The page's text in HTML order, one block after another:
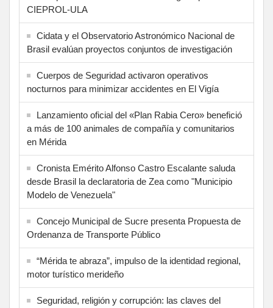
CIEPROL-ULA
Cidata y el Observatorio Astronómico Nacional de
Brasil evalúan proyectos conjuntos de investigación
Cuerpos de Seguridad activaron operativos
nocturnos para minimizar accidentes en El Vigía
Lanzamiento oficial del «Plan Rabia Cero» benefició
a más de 100 animales de compañía y comunitarios
en Mérida
Cronista Emérito Alfonso Castro Escalante saluda
desde Brasil la declaratoria de Zea como "Municipio
Modelo de Venezuela"
Concejo Municipal de Sucre presenta Propuesta de
Ordenanza de Transporte Público
“Mérida te abraza”, impulso de la identidad regional,
motor turístico merideño
Seguridad, religión y corrupción: las claves del